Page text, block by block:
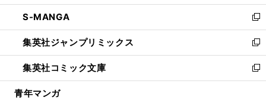
開
く
ウ
で
開
く
ン
ド
ウ
で
開
く
ウ
ィ
ン
ド
ウ
で
開
し
い
ウ
ィ
ン
ド
ウ
S-MANGA
新
し
い
ウ
ィ
ン
集英社ジャンプリミックス
新
し
い
ウ
集英社コミック文庫
新
し
青年マンガ